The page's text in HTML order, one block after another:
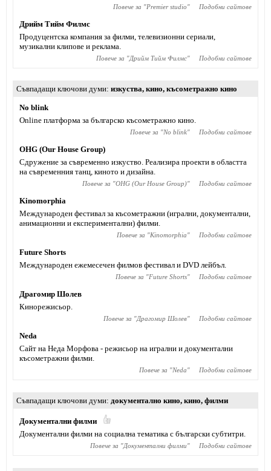
Повече за "Premier studio" Подобни сайтове
Дрийм Тийм Филмс
Продуцентска компания за филми, телевизионни сериали,
музикални клипове и реклама.
Повече за "Дрийм Тийм Филмс" Подобни сайтове
Съвпадащи ключови думи изкуства, кино, късометражно кино
No blink
Online платформа за българско късометражно кино.
Повече за "No blink" Подобни сайтове
OHG (Our House Group)
Сдружение за съвременно изкуствo. Реализира проекти в областта
на съвременния танц, киното и дизайна.
Повече за "OHG (Our House Group)" Подобни сайтове
Kinomorphia
Международен фестивал за късометражни (игрални, документални,
анимационни и експериментални) филми.
Повече за "Kinomorphia" Подобни сайтове
Future Shorts
Международен ежемесечен филмов фестивал и DVD лейбъл.
Повече за "Future Shorts" Подобни сайтове
Драгомир Шолев
Кинорежисьор.
Повече за "Драгомир Шолев" Подобни сайтове
Neda
Сайт на Неда Морфова - режисьор на игрални и документални
късометражни филми.
Повече за "Neda" Подобни сайтове
Съвпадащи ключови думи документално кино, кино, филми
Документални филми
Документални филми на социална тематика с български субтитри.
Повече за "Документални филми" Подобни сайтове